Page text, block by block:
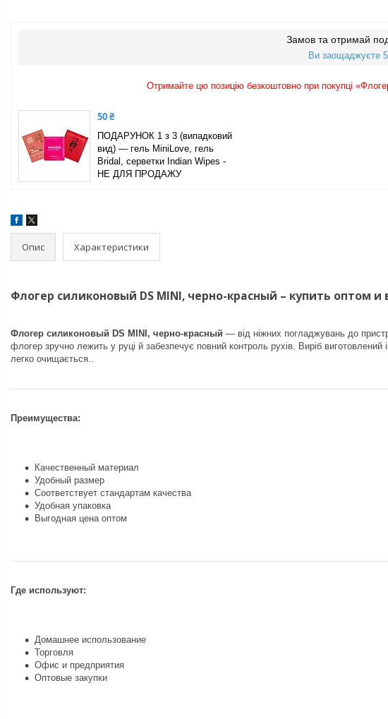
Замов та отримай
Ви заощаджуєте
Отримайте цю позицію безкоштовно при покупці
50 ₴
ПОДАРУНОК 1 з 3 (випадковий
вид) — гель MiniLove, гель
Bridal, серветки Indian Wipes -
НЕ ДЛЯ ПРОДАЖУ
Опис Характеристики
Флогер силиконовый DS MINI, черно-красный – купить оптом и
Флогер силиконовый DS MINI, черно-красный — від ніжних погладжувань до
флогер зручно лежить у руці й забезпечує повний контроль рухів. Виріб виготовлений
легко очищається..
Преимущества:
Качественный материал
Удобный размер
Соответствует стандартам качества
Удобная упаковка
Выгодная цена оптом
Где используют:
Домашнее использование
Торговля
Офис и предприятия
Оптовые закупки